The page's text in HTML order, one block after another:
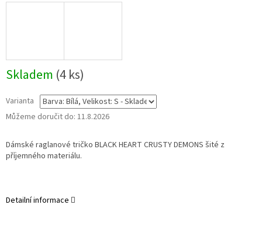
Skladem (4 ks)
Varianta
Můžeme doručit do: 11.8.2026
Dámské raglanové tričko BLACK HEART CRUSTY DEMONS šité z
příjemného materiálu.
Detailní informace